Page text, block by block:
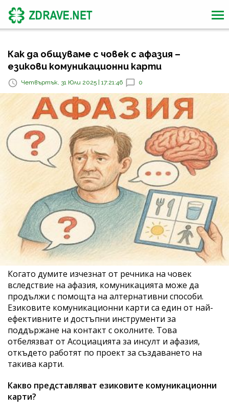
Как да общуваме с човек с афазия –
езикови комуникационни карти
Четвъртък, 31 Юли 2025 | 17:21:46 0
Когато думите изчезнат от речника на човек
вследствие на афазия, комуникацията може да
продължи с помощта на алтернативни способи.
Езиковите комуникационни карти са един от най-
ефективните и достъпни инструменти за
поддържане на контакт с околните. Това
отбелязват от Асоциацията за инсулт и афазия,
откъдето работят по проект за създаването на
такива карти.
Какво представляват езиковите комуникационни
карти?